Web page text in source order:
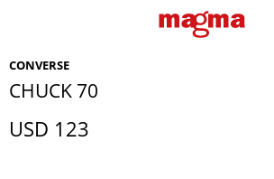
CONVERSE
CHUCK 70
USD 123